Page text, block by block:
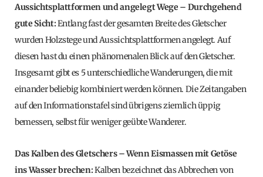
Aussichtsplattformen und angelegt Wege – Durchgehend
gute Sicht:Entlang fast der gesamten Breite des Gletscher
wurden Holzstege und Aussichtsplattformen angelegt. Auf
diesen hast du einen phänomenalen Blick auf den Gletscher.
Insgesamt gibt es 5 unterschiedliche Wanderungen, die mit
einander beliebig kombiniert werden können. Die Zeitangaben
auf den Informationstafel sind übrigens ziemlich üppig
bemessen, selbst für weniger geübte Wanderer.
Das Kalben des Gletschers – Wenn Eismassen mit Getöse
ins Wasser brechen:Kalben bezeichnet das Abbrechen von